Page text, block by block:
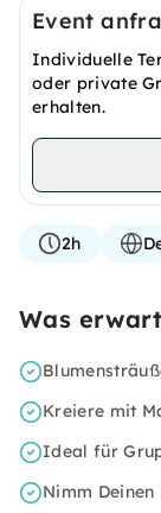
Event
Individuelle
oder private
erhalten.
2h
Was
Kreiere mit
Ideal für
Nimm